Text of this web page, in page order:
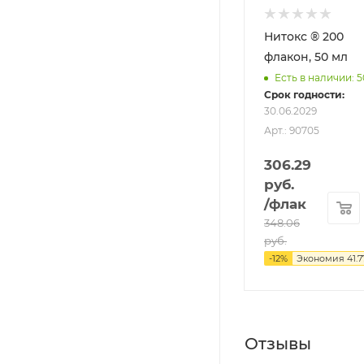
Нитокс ® 200
флакон, 50 мл
Есть в наличии:
Срок годности:
30.06.2029
Арт.: 90705
306.29
руб.
/флак
348.06
руб.
-12% Экономия
Отзывы